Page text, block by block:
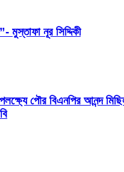
মুস্তাফা নূর সিদ্দিকী
পৌর বিএনপির আনন্দ